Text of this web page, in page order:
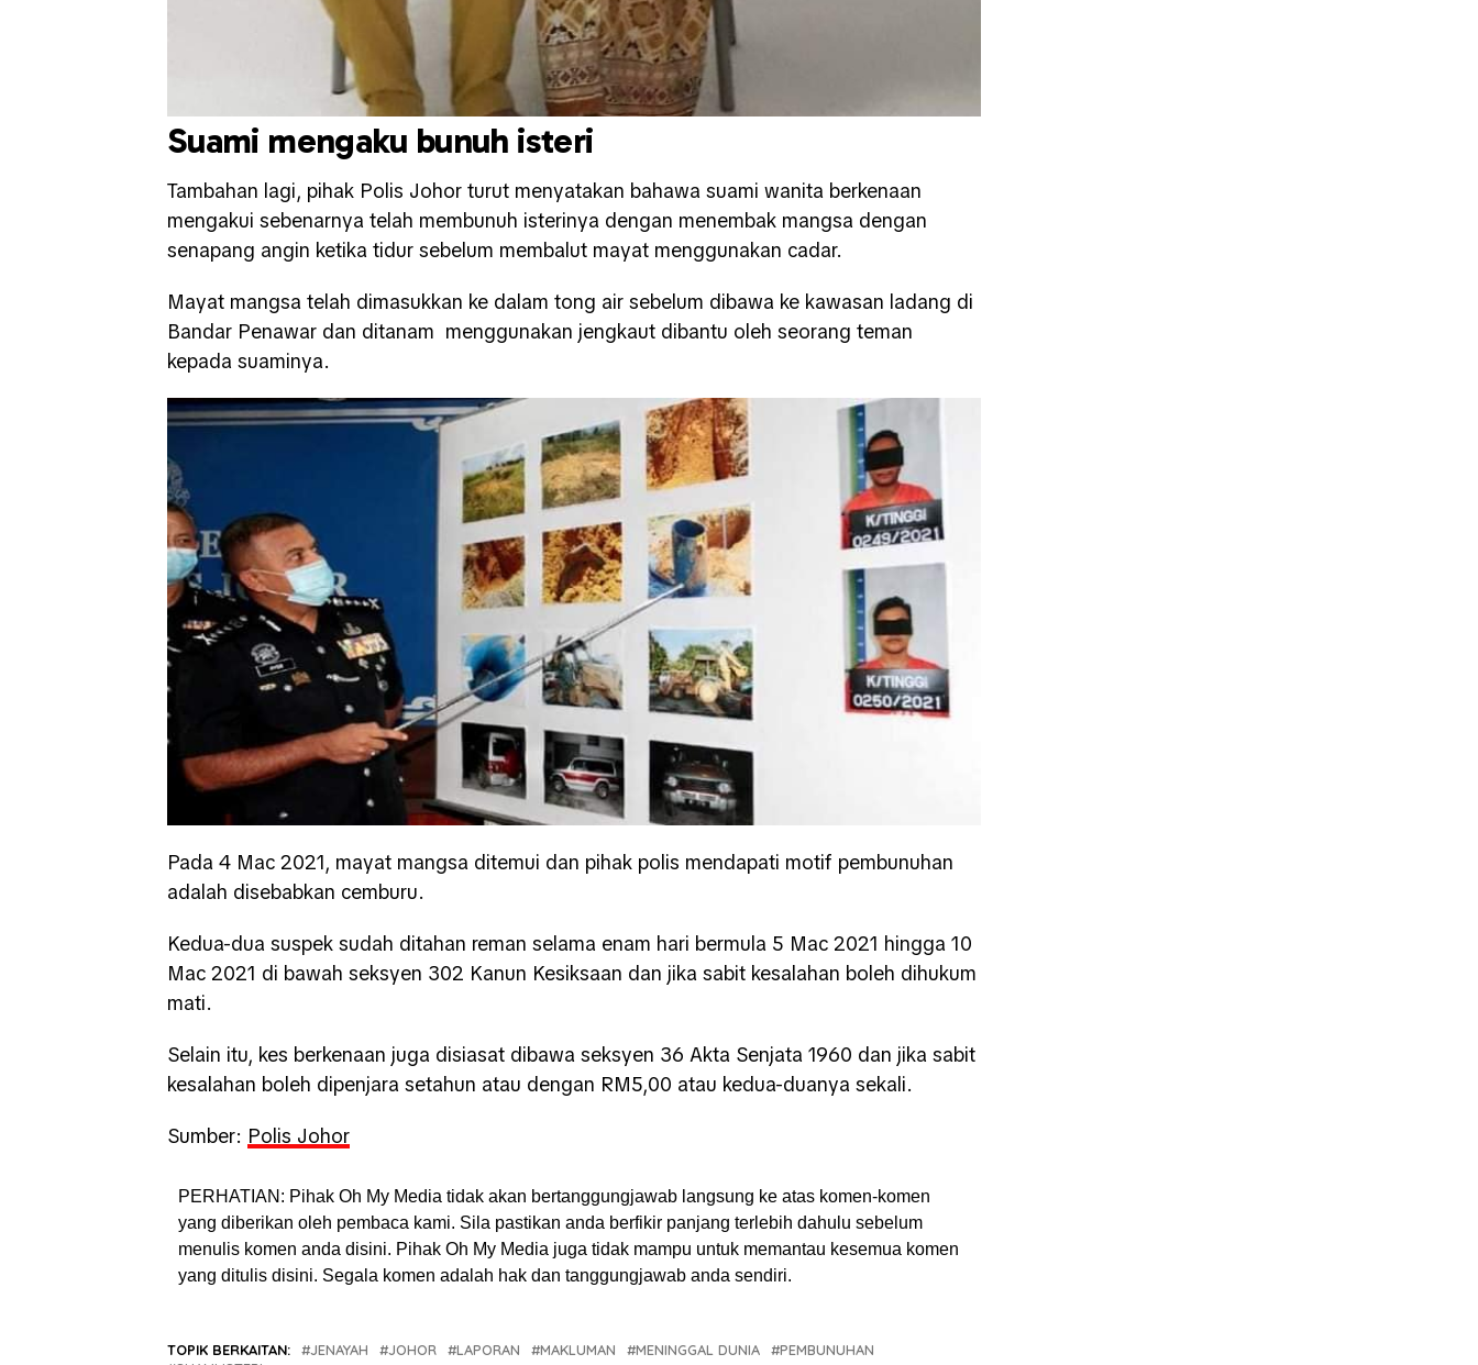
Suami mengaku bunuh isteri
Tambahan lagi, pihak Polis Johor turut menyatakan bahawa suami wanita berkenaan
mengakui sebenarnya telah membunuh isterinya dengan menembak mangsa dengan
senapang angin ketika tidur sebelum membalut mayat menggunakan cadar.
Mayat mangsa telah dimasukkan ke dalam tong air sebelum dibawa ke kawasan ladang di
Bandar Penawar dan ditanam menggunakan jengkaut dibantu oleh seorang teman
kepada suaminya.
Pada 4 Mac 2021, mayat mangsa ditemui dan pihak polis mendapati motif pembunuhan
adalah disebabkan cemburu.
Kedua-dua suspek sudah ditahan reman selama enam hari bermula 5 Mac 2021 hingga 10
Mac 2021 di bawah seksyen 302 Kanun Kesiksaan dan jika sabit kesalahan boleh dihukum
mati.
Selain itu, kes berkenaan juga disiasat dibawa seksyen 36 Akta Senjata 1960 dan jika sabit
kesalahan boleh dipenjara setahun atau dengan RM5,00 atau kedua-duanya sekali.
Sumber: Polis Johor
PERHATIAN: Pihak Oh My Media tidak akan bertanggungjawab langsung ke atas komen-komen
yang diberikan oleh pembaca kami. Sila pastikan anda berfikir panjang terlebih dahulu sebelum
menulis komen anda disini. Pihak Oh My Media juga tidak mampu untuk memantau kesemua komen
yang ditulis disini. Segala komen adalah hak dan tanggungjawab anda sendiri.
TOPIK BERKAITAN: JENAYAH JOHOR LAPORAN MAKLUMAN MENINGGAL DUNIA
PEMBUNUHAN